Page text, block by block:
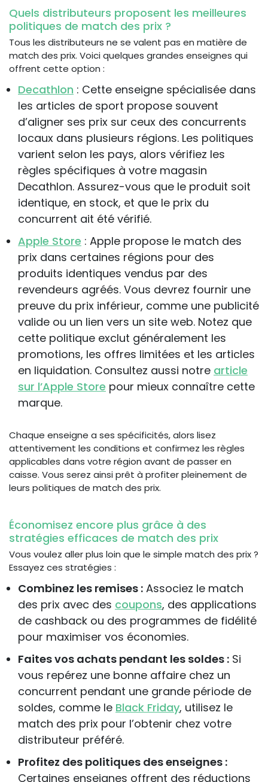
Quels distributeurs proposent les meilleures
politiques de match des prix ?
Tous les distributeurs ne se valent pas en matière de
match des prix. Voici quelques grandes enseignes qui
offrent cette option :
Decathlon : Cette enseigne spécialisée dans
les articles de sport propose souvent
d’aligner ses prix sur ceux des concurrents
locaux dans plusieurs régions. Les politiques
varient selon les pays, alors vérifiez les
règles spécifiques à votre magasin
Decathlon. Assurez-vous que le produit soit
identique, en stock, et que le prix du
concurrent ait été vérifié.
Apple Store : Apple propose le match des
prix dans certaines régions pour des
produits identiques vendus par des
revendeurs agréés. Vous devrez fournir une
preuve du prix inférieur, comme une publicité
valide ou un lien vers un site web. Notez que
cette politique exclut généralement les
promotions, les offres limitées et les articles
en liquidation. Consultez aussi notre article
sur l’Apple Store pour mieux connaître cette
marque.
Chaque enseigne a ses spécificités, alors lisez
attentivement les conditions et confirmez les règles
applicables dans votre région avant de passer en
caisse. Vous serez ainsi prêt à profiter pleinement de
leurs politiques de match des prix.
Économisez encore plus grâce à des
stratégies efficaces de match des prix
Vous voulez aller plus loin que le simple match des prix ?
Essayez ces stratégies :
Combinez les remises : Associez le match
des prix avec des coupons, des applications
de cashback ou des programmes de fidélité
pour maximiser vos économies.
Faites vos achats pendant les soldes : Si
vous repérez une bonne affaire chez un
concurrent pendant une grande période de
soldes, comme le Black Friday, utilisez le
match des prix pour l’obtenir chez votre
distributeur préféré.
Profitez des politiques des enseignes :
Certaines enseignes offrent des réductions